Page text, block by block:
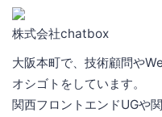
株式会社chatbox
大阪本町で、技術顧問や
オシゴトをしています。
関西フロントエンドUGや